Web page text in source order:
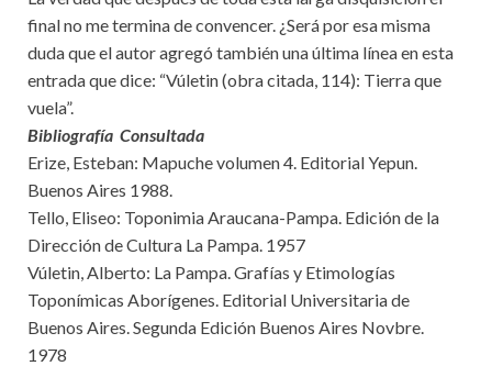
final no me termina de convencer. ¿Será por esa misma
duda que el autor agregó también una última línea en esta
entrada que dice: “Vúletin (obra citada, 114): Tierra que
vuela”.
Bibliografía Consultada
Erize, Esteban: Mapuche volumen 4. Editorial Yepun.
Buenos Aires 1988.
Tello, Eliseo: Toponimia Araucana-Pampa. Edición de la
Dirección de Cultura La Pampa. 1957
Vúletin, Alberto: La Pampa. Grafías y Etimologías
Toponímicas Aborígenes. Editorial Universitaria de
Buenos Aires. Segunda Edición Buenos Aires Novbre.
1978